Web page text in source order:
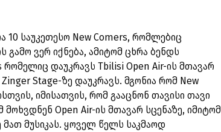
10 საუკეთესო New Comers, რომლებიც
ვერ იქნება, ამიტომ ცხრა ბენდს
დაუკრავს Tbilisi Open Air-ის მთავარ
Stage-ზე დაუკრავს. მგონია რომ New
იმისათვის, რომ გააცნონ თავისი თავი
Open Air-ის მთავარ სცენაზე, იმიტომ
მათ მუსიკას. ყოველ წელს საკმაოდ